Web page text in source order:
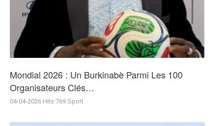
Mondial 2026 : Un Burkinabè Parmi Les 100
Organisateurs Clés…
04-04-2026 Hits:769 Sport